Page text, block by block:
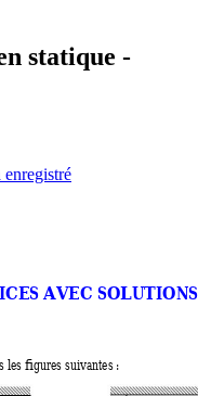
statique -
AVEC SOLUTIONS
les figures suivantes :